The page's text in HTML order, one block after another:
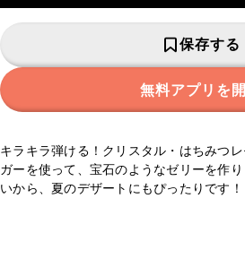
保存する
無料アプリを
キラキラ弾ける！クリスタル・はちみつ
ガーを使って、宝石のようなゼリーを作
いから、夏のデザートにもぴったりです！